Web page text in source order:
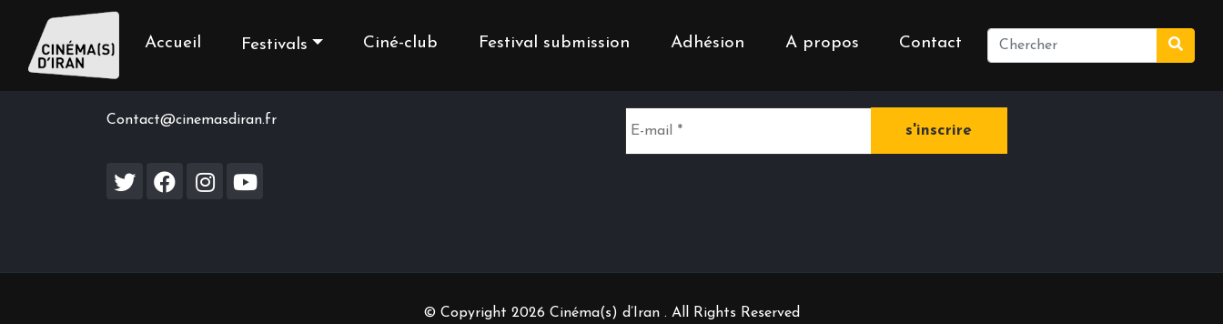
Accueil Festivals Ciné-club Festival submission Adhésion A propos Contact
Contact us
Contact@cinemasdiran.fr
Inscrivez-vous à notre newsletter
© Copyright 2026 Cinéma(s) d’Iran . All Rights Reserved